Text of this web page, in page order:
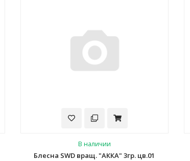
В наличии
Блесна SWD вращ. "AККА" 3гр. цв.01